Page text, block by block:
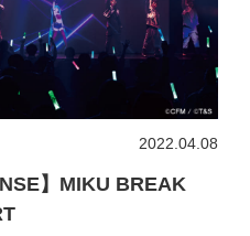
】MIKU BREAK
2022.04.08